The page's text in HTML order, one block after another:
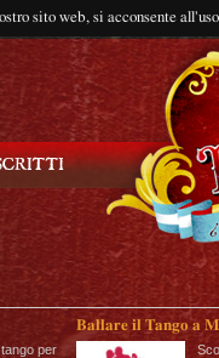
sito web, si acconsente
per
Ballare il Tango a